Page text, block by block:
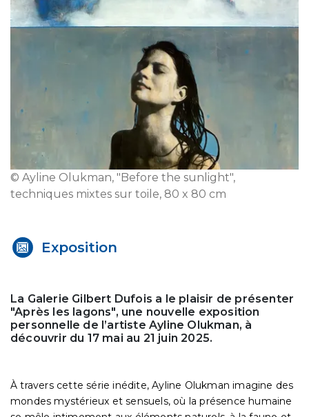
© Ayline Olukman, "Before the sunlight",
techniques mixtes sur toile, 80 x 80 cm
Exposition
La Galerie Gilbert Dufois a le plaisir de présenter
"Après les lagons", une nouvelle exposition
personnelle de l’artiste Ayline Olukman, à
découvrir du 17 mai au 21 juin 2025.
À travers cette série inédite, Ayline Olukman imagine des
mondes mystérieux et sensuels, où la présence humaine